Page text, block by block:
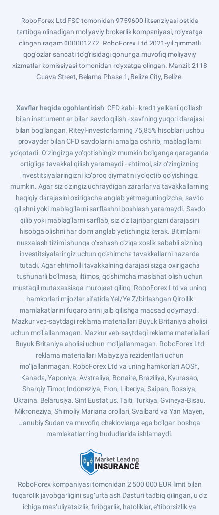
RoboForex Ltd FSC tomonidan 9759600 litsenziyasi ostida
tartibga olinadigan moliyaviy brokerlik kompaniyasi, ro‘yxatga
olingan raqam 000001272. RoboForex Ltd 2021-yil qimmatli
qog'ozlar sanoati to'g'risidagi qonunga muvofiq moliyaviy
xizmatlar komissiyasi tomonidan ro'yxatga olingan. Manzil: 2118
Guava Street, Belama Phase 1, Belize City, Belize.
Xavflar haqida ogohlantirish: CFD kabi - kredit yelkani qo‘llash
bilan instrumentlar bilan savdo qilish - xavfning yuqori darajasi
bilan bog‘langan. Riteyl-investorlarning 75,85% hisoblari ushbu
provayder bilan CFD savdolarini amalga oshirib, mablag‘larni
yo‘qotadi. O‘zingizga yo‘qotishingiz mumkin bo‘lganga qaraganda
ortig‘iga tavakkal qilish yaramaydi - ehtimol, siz o‘zingizning
investitsiyalaringizni ko‘proq qiymatini yo‘qotib qo‘yishingiz
mumkin. Agar siz o‘zingiz uchraydigan zararlar va tavakkallarning
haqiqiy darajasini oxirigacha anglab yetmaguningizcha, savdo
qilishni yoki mablag‘larni sarflashni boshlash yaramaydi. Savdo
qilib yoki mablag‘larni sarflab, siz o‘z tajribangizni darajasini
hisobga olishni har doim anglab yetishingiz kerak. Bitimlarni
nusxalash tizimi shunga o‘xshash o‘ziga xoslik sababli sizning
investitsiyalaringiz uchun qo‘shimcha tavakkallarni nazarda
tutadi. Agar ehtimolli tavakkalning darajasi sizga oxirigacha
tushunarli bo‘lmasa, iltimos, qo‘shimcha maslahat olish uchun
mustaqil mutaxassisga murojaat qiling. RoboForex Ltd va uning
hamkorlari mijozlar sifatida YeI/YeIZ/birlashgan Qirollik
mamlakatlarini fuqarolarini jalb qilishga maqsad qo‘ymaydi.
Mazkur veb-saytdagi reklama materiallari Buyuk Britaniya aholisi
uchun mo‘ljallanmagan. Mazkur veb-saytdagi reklama materiallari
Buyuk Britaniya aholisi uchun mo‘ljallanmagan. RoboForex Ltd
reklama materiallari Malayziya rezidentlari uchun
mo‘ljallanmagan. RoboForex Ltd va uning hamkorlari AQSh,
Kanada, Yaponiya, Avstraliya, Bonaire, Braziliya, Kyurasao,
Sharqiy Timor, Indoneziya, Eron, Liberiya, Saipan, Rossiya,
Ukraina, Belarusiya, Sint Eustatius, Taiti, Turkiya, Gvineya-Bisau,
Mikroneziya, Shimoliy Mariana orollari, Svalbard va Yan Mayen,
Janubiy Sudan va muvofiq cheklovlarga ega bo‘lgan boshqa
mamlakatlarning hududlarida ishlamaydi.
RoboForex kompaniyasi tomonidan 2 500 000 EUR limit bilan
fuqarolik javobgarligini sug‘urtalash Dasturi tadbiq qilingan, u o‘z
ichiga masʼuliyatsizlik, firibgarlik, hatoliklar, eʼtiborsizlik va